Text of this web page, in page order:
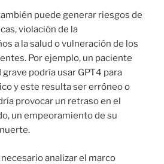
puede generar riesgos de
violación de la
a la salud o vulneración de los
Por ejemplo, un paciente
podría usar GPT4 para
y este resulta ser erróneo o
provocar un retraso en el
un empeoramiento de su
analizar el marco